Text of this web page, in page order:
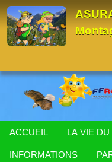
ACCUEIL LA VIE DU
INFORMATIONS
Panneau de gestion des